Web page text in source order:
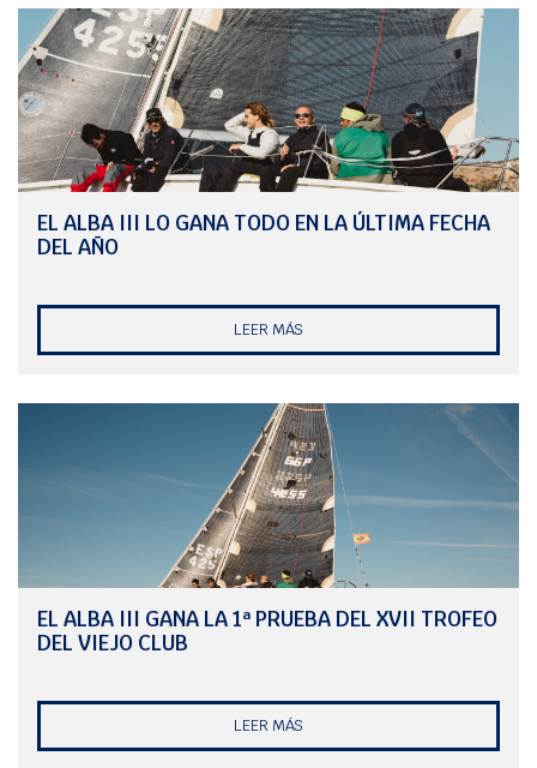
EL ALBA III LO GANA TODO EN LA ÚLTIMA FECHA
DEL AÑO
LEER MÁS
EL ALBA III GANA LA 1ª PRUEBA DEL XVII TROFEO
DEL VIEJO CLUB
LEER MÁS